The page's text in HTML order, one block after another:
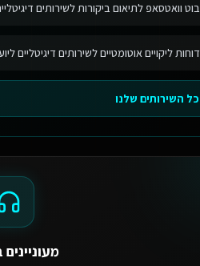
בוט וואטסאפ לתיאום ביקורות לשירותים
דוחות ליקויים אוטומטיים לשירותים דיגיטליים
כל השירותים שלנו
מעוניינים